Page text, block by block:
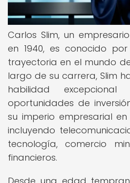
Carlos Slim, un
en 1940, es conocido
trayectoria en el mundo
largo de su carrera, Slim
habilidad
oportunidades de
su imperio empresarial en
incluyendo
tecnología, comercio
financieros.